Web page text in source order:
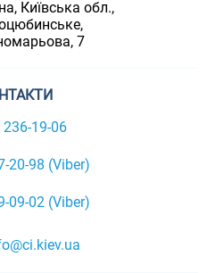
Київська обл.,
7
236-19-06
20-98 (Viber)
09-02 (Viber)